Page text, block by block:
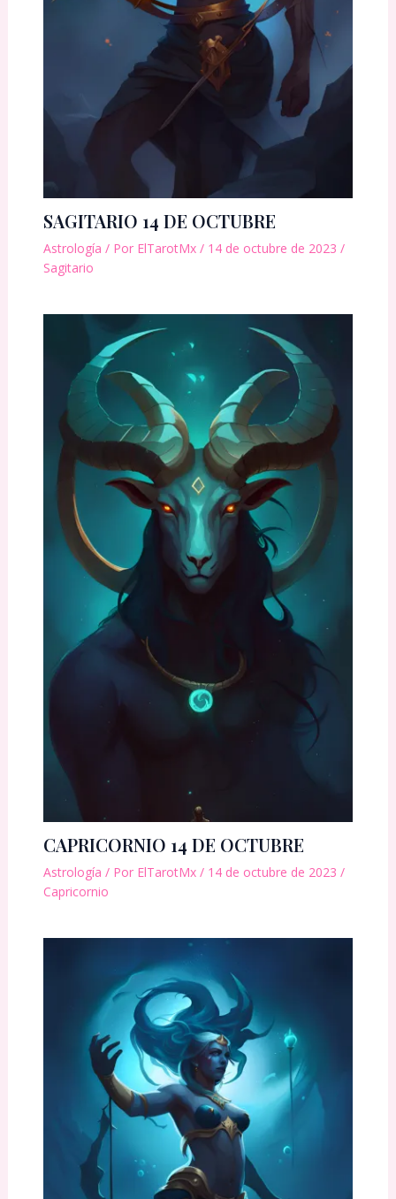
SAGITARIO 14 DE OCTUBRE
Astrología / Por ElTarotMx / 14 de octubre de 2023 /
Sagitario
CAPRICORNIO 14 DE OCTUBRE
Astrología / Por ElTarotMx / 14 de octubre de 2023 /
Capricornio